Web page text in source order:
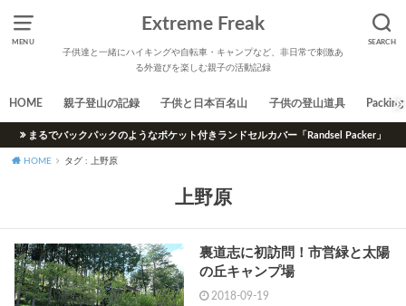
MENU SEARCH
Extreme Freak
子供達と一緒にハイキングや自転車・キャンプなど、非日常で刺激あ
る外遊びを楽しむ親子の活動記録
HOME 親子登山の記録 子供と日本百名山 子供の登山道具 Packing
まるでバックパックのようなポケット付きランドセルカバー「Randsel Packer」
HOME タグ : 上野原
上野原
裏道志に初訪問！市営緑と太陽
の丘キャンプ場
2018-09-19